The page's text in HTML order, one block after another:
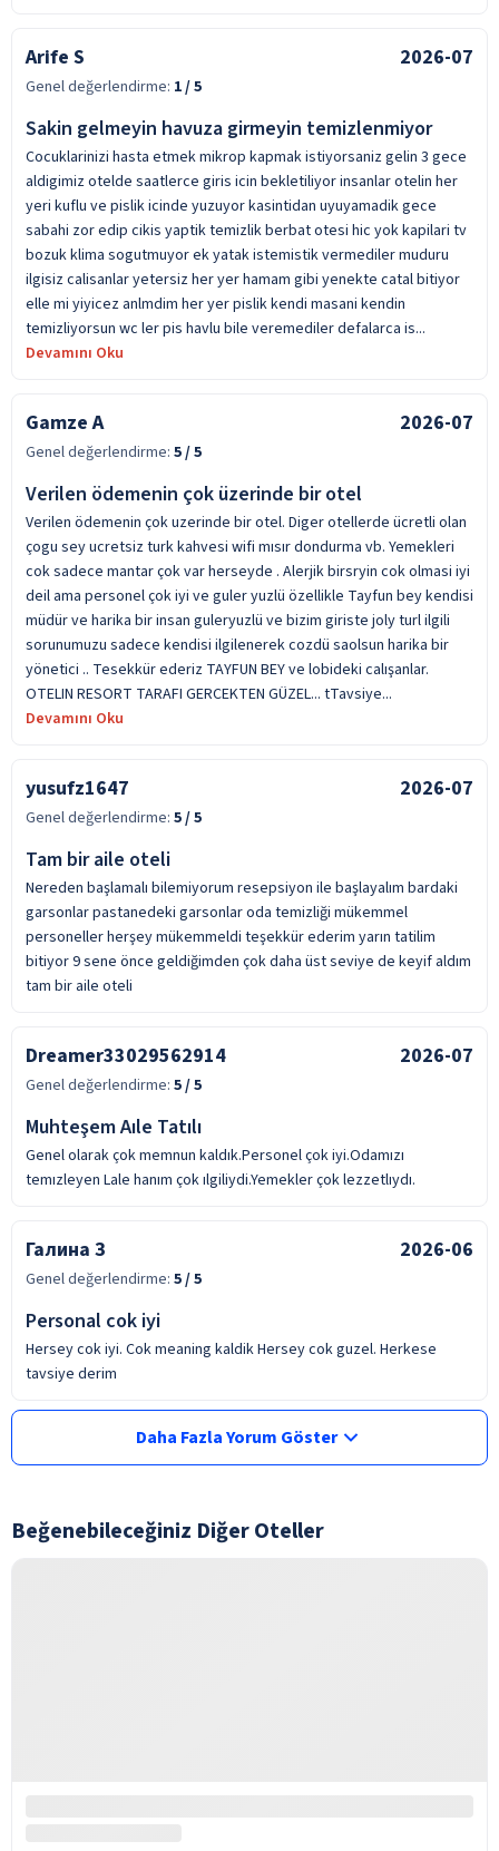
Arife S 2026-07
Genel değerlendirme: 1/ 5
Sakin gelmeyin havuza girmeyin temizlenmiyor
Cocuklarinizi hasta etmek mikrop kapmak istiyorsaniz gelin 3 gece
aldigimiz otelde saatlerce giris icin bekletiliyor insanlar otelin her
yeri kuflu ve pislik icinde yuzuyor kasintidan uyuyamadik gece
sabahi zor edip cikis yaptik temizlik berbat otesi hic yok kapilari tv
bozuk klima sogutmuyor ek yatak istemistik vermediler muduru
ilgisiz calisanlar yetersiz her yer hamam gibi yenekte catal bitiyor
elle mi yiyicez anlmdim her yer pislik kendi masani kendin
temizliyorsun wc ler pis havlu bile veremediler defalarca is...
Devamını Oku
Gamze A 2026-07
Genel değerlendirme: 5/ 5
Verilen ödemenin çok üzerinde bir otel
Verilen ödemenin çok uzerinde bir otel. Diger otellerde ücretli olan
çogu sey ucretsiz turk kahvesi wifi mısır dondurma vb. Yemekleri
cok sadece mantar çok var herseyde . Alerjik birsryin cok olmasi iyi
deil ama personel çok iyi ve guler yuzlü özellikle Tayfun bey kendisi
müdür ve harika bir insan guleryuzlü ve bizim giriste joly turl ilgili
sorunumuzu sadece kendisi ilgilenerek cozdü saolsun harika bir
yönetici .. Tesekkür ederiz TAYFUN BEY ve lobideki calışanlar.
OTELIN RESORT TARAFI GERCEKTEN GÜZEL... tTavsiye...
Devamını Oku
yusufz1647 2026-07
Genel değerlendirme: 5/ 5
Tam bir aile oteli
Nereden başlamalı bilemiyorum resepsiyon ile başlayalım bardaki
garsonlar pastanedeki garsonlar oda temizliği mükemmel
personeller herşey mükemmeldi teşekkür ederim yarın tatilim
bitiyor 9 sene önce geldiğimden çok daha üst seviye de keyif aldım
tam bir aile oteli
Dreamer33029562914 2026-07
Genel değerlendirme: 5/ 5
Muhteşem Aıle Tatılı
Genel olarak çok memnun kaldık.Personel çok iyi.Odamızı
temızleyen Lale hanım çok ılgiliydi.Yemekler çok lezzetlıydı.
Галина З 2026-06
Genel değerlendirme: 5/ 5
Personal cok iyi
Hersey cok iyi. Cok meaning kaldik Hersey cok guzel. Herkese
tavsiye derim
Daha Fazla Yorum Göster
Beğenebileceğiniz Diğer Oteller